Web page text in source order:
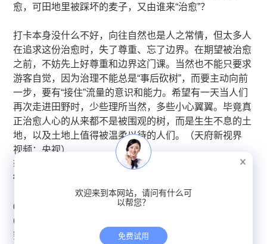
愈，可田地里被踩坏的麦子，又由谁来“治愈”？
打卡本身没什么不好，向往自然也是人之常情，但太多人
在追求这份治愈时，失了尊重、忘了边界。在期望被治愈
之前，不妨先上好尊重和边界这门课。当然也不能只要求
游客自觉，因为治理不能总是“事后砍树”，而要主动向前
一步，要有“接住”流量的意识和能力。希望有一天当人们
再次走进田野时，少些理所当然，多些小心翼翼。毕竟真
正治愈人心的从来都不是被围观的树，而是生生不息的土
地，以及土地上值得被温柔以待的人们。（天府新视界
视频：央视）
​​转自：封面新闻
微博舆情热度：
​6、17岁男生被打施暴现场第三人身份曝光
6月17日报道，山西运城一名17岁高中生小雷被人冒充警
察骗出家门殴打引发广泛关注。#17岁男生被打监控还原
欢迎来到本网站，请问有什么可
以帮您？
免费试用